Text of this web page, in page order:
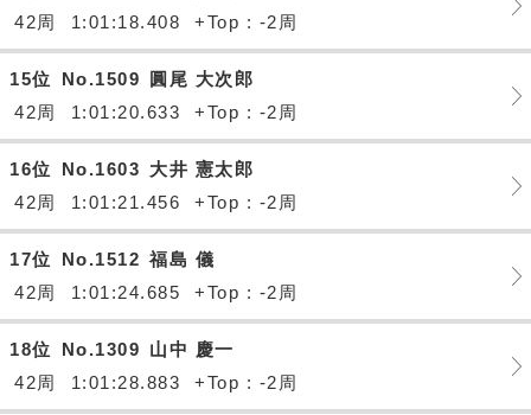
42周
1:01:18.408 +Top : -2周
15位 No.1509
圓尾 大次郎
42周
1:01:20.633 +Top : -2周
16位 No.1603 大井 憲太郎
42周
1:01:21.456 +Top : -2周
17位 No.1512 福島 儀
42周
1:01:24.685 +Top : -2周
18位 No.1309 山中 慶一
42周
1:01:28.883 +Top : -2周